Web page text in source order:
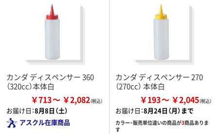
カンダ ディスペンサー 360
（320cc）本体白
￥713 ￥2,082
お届け日：8月8日（土）
アスクル在庫商品
カンダ ディスペンサー 270
（270cc） 本体白
￥193 ￥2,045
お届け日：8月24日（月）まで
カラー・販売単位違いの商品が3商品ありま
す